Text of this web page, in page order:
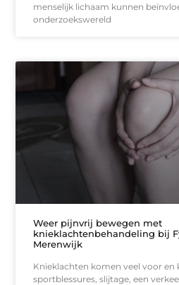
menselijk lichaam kunnen
onderzoekswereld
Weer pijnvrij bewegen met
knieklachtenbehandeling bij
Merenwijk
Knieklachten komen veel voor
sportblessures, slijtage, een